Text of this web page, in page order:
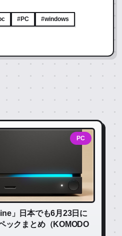
#PC #windows
PC
」日本でも6月23日に
ックまとめ（KOMODO